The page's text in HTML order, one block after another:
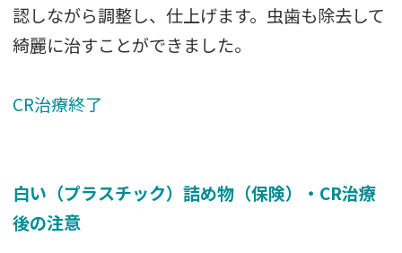
認しながら調整し、仕上げます。虫歯も除去して
綺麗に治すことができました。
CR治療終了
白い（プラスチック）詰め物（保険）・CR治療
後の注意